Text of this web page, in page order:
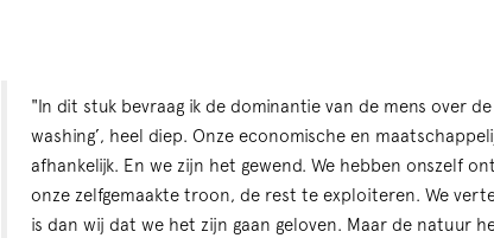
"In dit stuk bevraag ik de dominantie van de mens over
washing’, heel diep. Onze economische en
afhankelijk. En we zijn het gewend. We hebben onszelf
onze zelfgemaakte troon, de rest te exploiteren. We
is dan wij dat we het zijn gaan geloven. Maar de natuur